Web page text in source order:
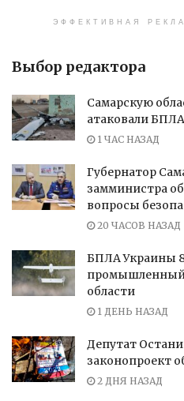
ЭФФЕКТИВНАЯ
Выбор редактора
Самарскую
атаковали
1 ЧАС НАЗАД
Губернатор
замминистра
вопросы
20 ЧАСОВ НАЗАД
БПЛА Украины 8
промышленный
области
1 ДЕНЬ НАЗАД
Депутат
законопроект
2 ДНЯ НАЗАД